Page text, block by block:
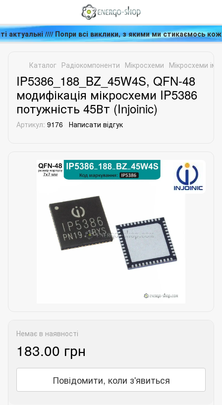
//// Попри всі виклики, з якими ми стикаємось
Каталог Радіокомпоненти Мікросхеми Мікросхеми
IP5386_188_BZ_45W4S, QFN-48
модифікація мікросхеми IP5386
потужність 45Вт (Injoinic)
Артикул: 9176 Написати відгук
Немає в наявності
183.00 грн
Повідомити, коли з'явиться